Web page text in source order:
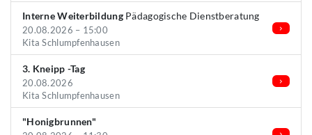
Interne WeiterbildungPädagogische Dienstberatung
20.08.2026 – 15:00
Kita Schlumpfenhausen
3. Kneipp -Tag
20.08.2026
Kita Schlumpfenhausen
"Honigbrunnen"